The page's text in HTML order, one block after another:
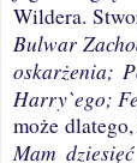
Wildera.
Bulwar
oskarżenia;
Harry`ego;
może
Mam